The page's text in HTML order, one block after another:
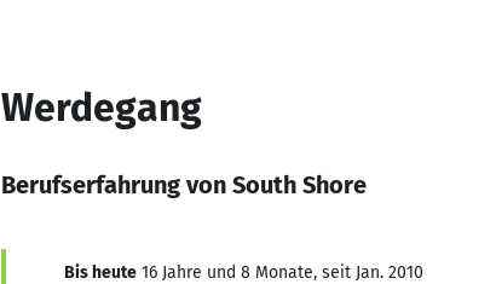
Werdegang
Berufserfahrung von South Shore
Bis heute 16 Jahre und 8 Monate, seit Jan. 2010